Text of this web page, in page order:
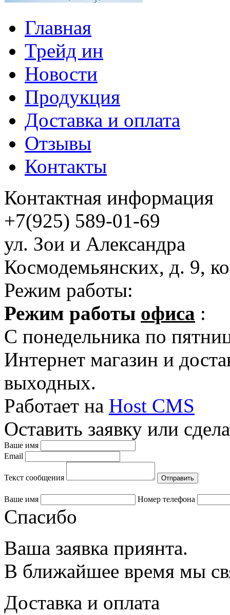
Главная
Трейд ин
Новости
Продукция
Доставка и оплата
Отзывы
Контакты
Контактная информация
+7(925) 589-01-69
ул. Зои и Александра
Космодемьянских, д. 9,
Режим работы:
Режим работы офиса :
C понедельника по
Интернет магазин и
выходных.
Работает на Host CMS
Оставить заявку или
Ваше имя
Email
Текст сообщения
Ваше имя Номер телефона
Спасибо
Ваша заявка приянта.
В ближайшее время мы
Доставка и оплата